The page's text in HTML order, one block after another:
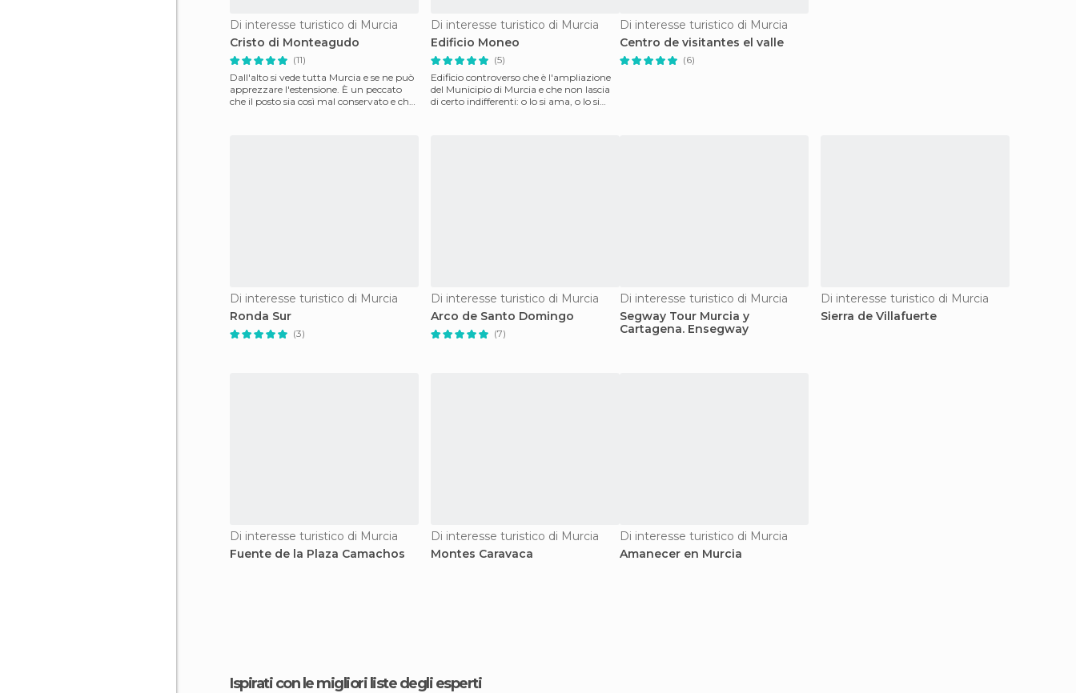
Di interesse turistico di Murcia
Cristo di Monteagudo
(11)
Dall'alto si vede tutta Murcia e se ne può
apprezzare l'estensione. È un peccato
che il posto sia così mal conservato e che
Di interesse turistico di Murcia
Edificio Moneo
(5)
Edificio controverso che è l'ampliazione
del Municipio di Murcia e che non lascia
di certo indifferenti: o lo si ama, o lo si
Di interesse turistico di Murcia
Centro de visitantes el valle
(6)
Di interesse turistico di Murcia
Ronda Sur
(3)
Di interesse turistico di Murcia
Arco de Santo Domingo
(7)
Di interesse turistico di Murcia
Segway Tour Murcia y
Cartagena. Ensegway
Di interesse turistico di Murcia
Sierra de Villafuerte
Di interesse turistico di Murcia
Fuente de la Plaza Camachos
Di interesse turistico di Murcia
Montes Caravaca
Di interesse turistico di Murcia
Amanecer en Murcia
Ispirati con le migliori liste degli esperti